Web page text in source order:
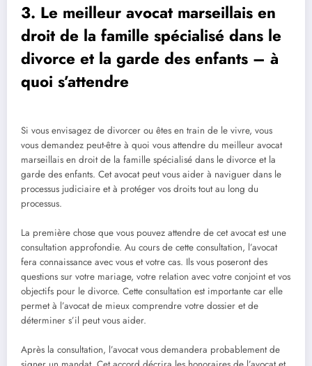
3. Le meilleur avocat marseillais en
droit de la famille spécialisé dans le
divorce et la garde des enfants – à
quoi s’attendre
Si vous envisagez de divorcer ou êtes en train de le vivre, vous
vous demandez peut-être à quoi vous attendre du meilleur avocat
marseillais en droit de la famille spécialisé dans le divorce et la
garde des enfants. Cet avocat peut vous aider à naviguer dans le
processus judiciaire et à protéger vos droits tout au long du
processus.
La première chose que vous pouvez attendre de cet avocat est une
consultation approfondie. Au cours de cette consultation, l’avocat
fera connaissance avec vous et votre cas. Ils vous poseront des
questions sur votre mariage, votre relation avec votre conjoint et vos
objectifs pour le divorce. Cette consultation est importante car elle
permet à l’avocat de mieux comprendre votre dossier et de
déterminer s’il peut vous aider.
Après la consultation, l’avocat vous demandera probablement de